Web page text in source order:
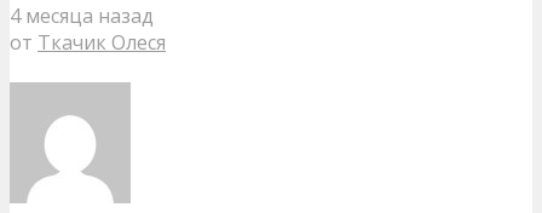
4 месяца назад
от Ткачик Олеся